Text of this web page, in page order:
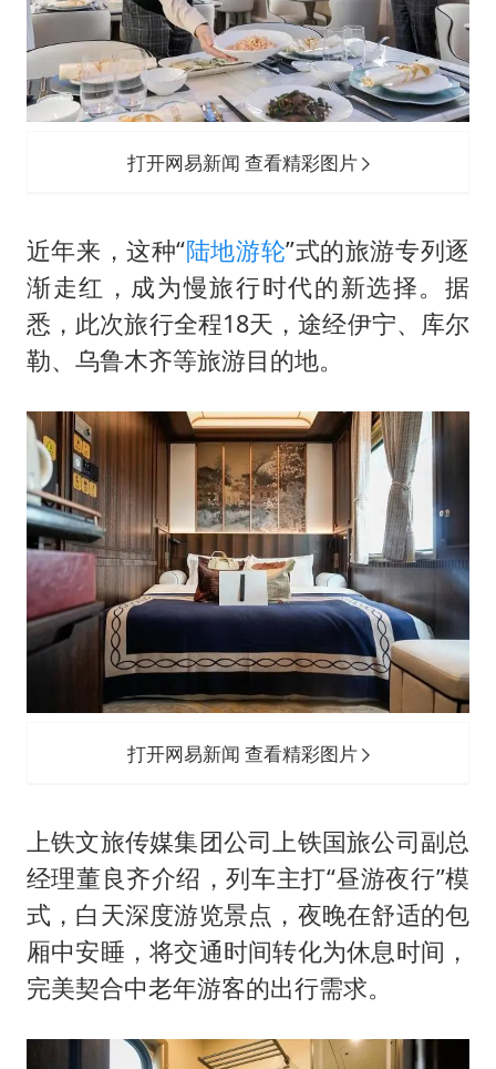
打开网易新闻 查看精彩图片
近年来，这种“陆地游轮”式的旅游专列逐
渐走红，成为慢旅行时代的新选择。据
悉，此次旅行全程18天，途经伊宁、库尔
勒、乌鲁木齐等旅游目的地。
打开网易新闻 查看精彩图片
上铁文旅传媒集团公司上铁国旅公司副总
经理董良齐介绍，列车主打“昼游夜行”模
式，白天深度游览景点，夜晚在舒适的包
厢中安睡，将交通时间转化为休息时间，
完美契合中老年游客的出行需求。